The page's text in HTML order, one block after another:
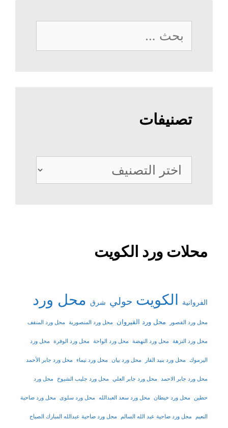
عن:
تصنيفات
تصنيفات
محلات ورد الكويت
الفروانية الكويت حولي شرق محل ورد
محل ورد القصور محل ورد القيروان محل ورد المنصورية محل ورد المنقف
محل ورد النزهة محل ورد النهضة محل ورد الواحة محل ورد الوفرة محل ورد
اليرموك محل ورد بنيد القار محل ورد بيان محل ورد تيماء محل ورد جابر الأحمد
محل ورد جابر الاحمد محل ورد جابر العلي محل ورد جليب الشيوخ محل ورد
حطين محل ورد خيطان محل ورد سعد العبدالله محل ورد سلوى محل ورد ضاحية
النعيم محل ورد ضاحية عبد الله السالم محل ورد ضاحية عبدالله المبارك الصباح